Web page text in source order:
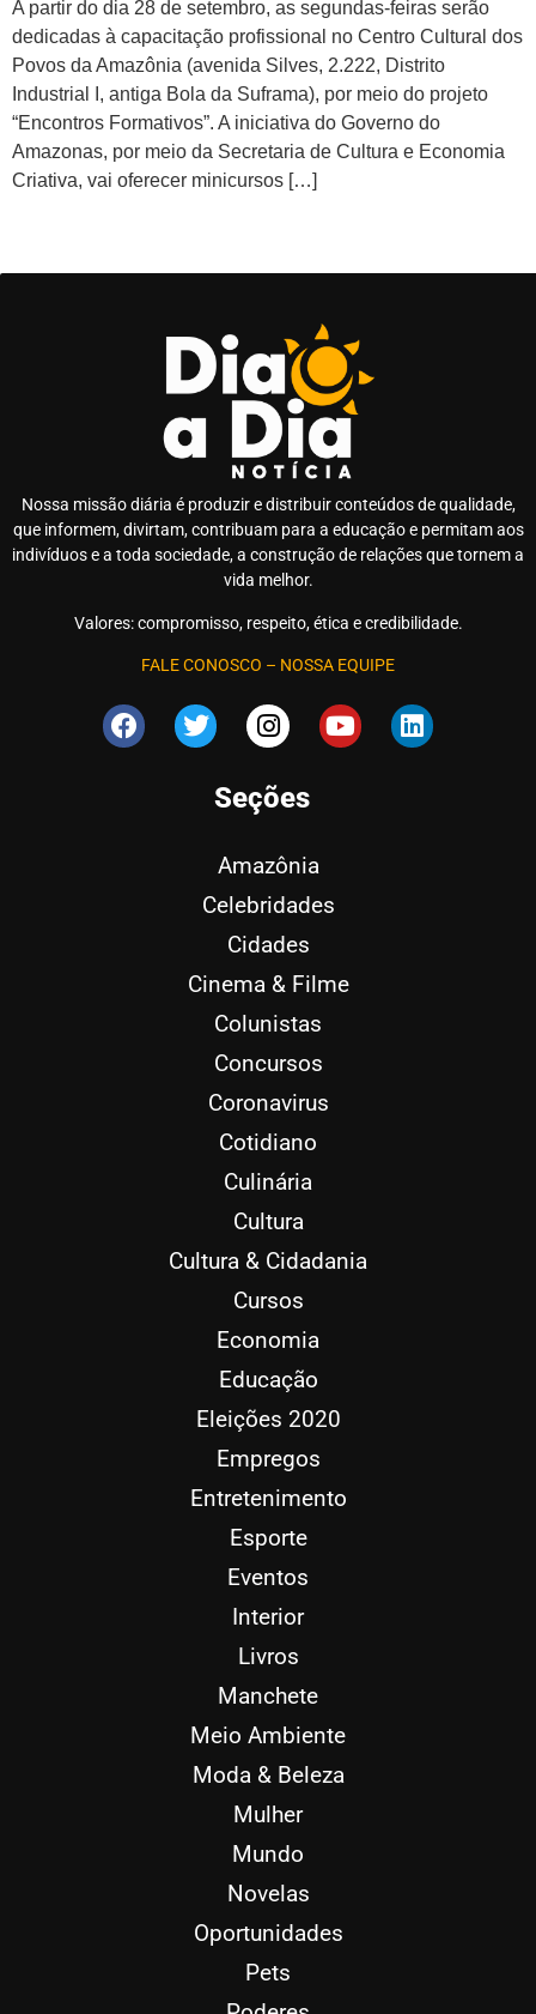
A partir do dia 28 de setembro, as segundas-feiras serão
dedicadas à capacitação profissional no Centro Cultural dos
Povos da Amazônia (avenida Silves, 2.222, Distrito
Industrial I, antiga Bola da Suframa), por meio do projeto
“Encontros Formativos”. A iniciativa do Governo do
Amazonas, por meio da Secretaria de Cultura e Economia
Criativa, vai oferecer minicursos […]
Nossa missão diária é produzir e distribuir conteúdos de qualidade,
que informem, divirtam, contribuam para a educação e permitam aos
indivíduos e a toda sociedade, a construção de relações que tornem a
vida melhor.
Valores: compromisso, respeito, ética e credibilidade.
FALE CONOSCO – NOSSA EQUIPE
Seções
Amazônia
Celebridades
Cidades
Cinema & Filme
Colunistas
Concursos
Coronavirus
Cotidiano
Culinária
Cultura
Cultura & Cidadania
Cursos
Economia
Educação
Eleições 2020
Empregos
Entretenimento
Esporte
Eventos
Interior
Livros
Manchete
Meio Ambiente
Moda & Beleza
Mulher
Mundo
Novelas
Oportunidades
Pets